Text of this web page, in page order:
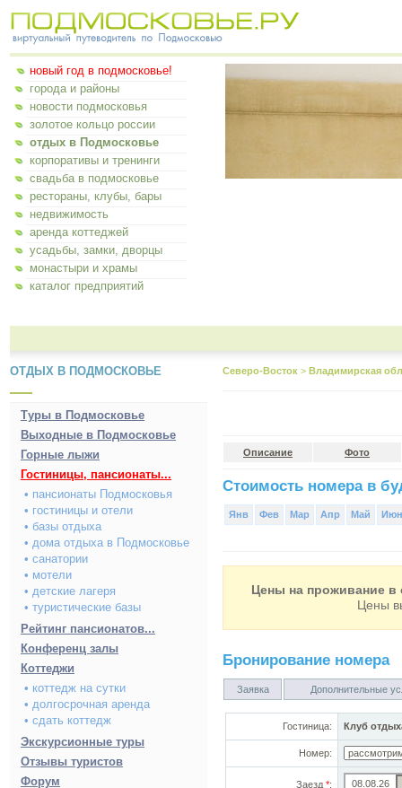
новый год в подмосковье!
города и районы
новости подмосковья
золотое кольцо россии
отдых в Подмосковье
корпоративы и тренинги
свадьба в подмосковье
рестораны, клубы, бары
недвижимость
аренда коттеджей
усадьбы, замки, дворцы
монастыри и храмы
каталог предприятий
ОТДЫХ В ПОДМОСКОВЬЕ
Туры в Подмосковье
Выходные в Подмосковье
Горные лыжи
Гостиницы, пансионаты...
• пансионаты Подмосковья
• гостиницы и отели
• базы отдыха
• дома отдыха в Подмосковье
• санатории
• мотели
• детские лагеря
• туристические базы
Рейтинг пансионатов...
Конференц залы
Коттеджи
• коттедж на сутки
• долгосрочная аренда
• сдать коттедж
Экскурсионные туры
Отзывы туристов
Форум
Северо-Восток > Владимирская
Описание Фото
Стоимость номера в
Янв Фев Мар Апр Май Июн
Цены на проживание в
Цены
Бронирование номера
Заявка Дополнительные
Гостиница: Клуб
Номер:
Заезд *: